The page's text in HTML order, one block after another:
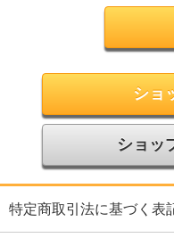
ショ
ショッ
特定商取引法に基づく表